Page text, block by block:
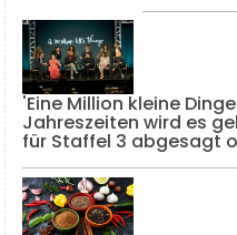
'Eine Million kleine
Jahreszeiten wird es
für Staffel 3 abgesagt